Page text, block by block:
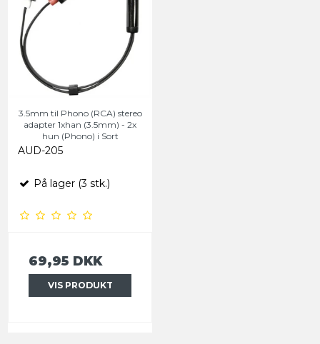
3.5mm til Phono (RCA) stereo
adapter 1xhan (3.5mm) - 2x
hun (Phono) i Sort
AUD-205
På lager (3 stk.)
69,95 DKK
VIS PRODUKT